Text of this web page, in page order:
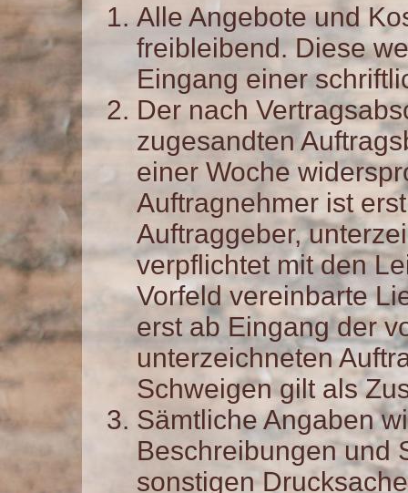
Alle Angebote und
freibleibend. Diese
Eingang einer
Der nach
zugesandten
einer Woche
Auftragnehmer ist
Auftraggeber,
verpflichtet mit den
Vorfeld vereinbarte
erst ab Eingang der
unterzeichneten
Schweigen gilt als
Sämtliche Angaben
Beschreibungen und
sonstigen